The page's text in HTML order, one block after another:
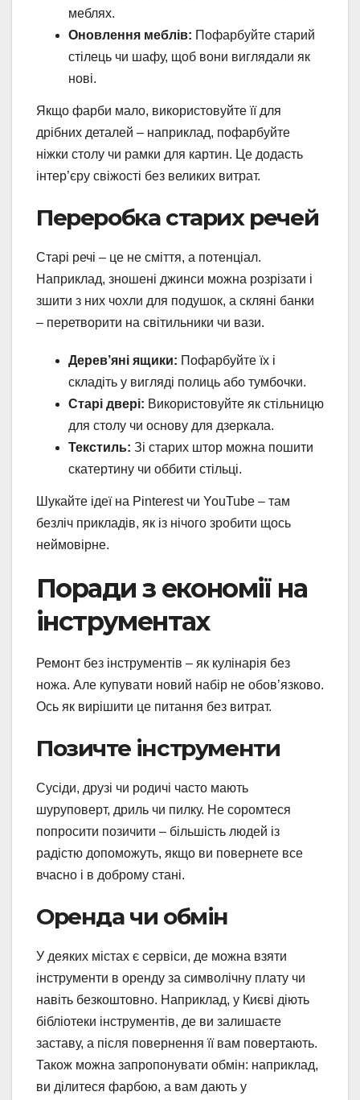
меблях.
Оновлення меблів: Пофарбуйте старий
стілець чи шафу, щоб вони виглядали як
нові.
Якщо фарби мало, використовуйте її для
дрібних деталей – наприклад, пофарбуйте
ніжки столу чи рамки для картин. Це додасть
інтер’єру свіжості без великих витрат.
Переробка старих речей
Старі речі – це не сміття, а потенціал.
Наприклад, зношені джинси можна розрізати і
зшити з них чохли для подушок, а скляні банки
– перетворити на світильники чи вази.
Дерев’яні ящики: Пофарбуйте їх і
складіть у вигляді полиць або тумбочки.
Старі двері: Використовуйте як стільницю
для столу чи основу для дзеркала.
Текстиль: Зі старих штор можна пошити
скатертину чи оббити стільці.
Шукайте ідеї на Pinterest чи YouTube – там
безліч прикладів, як із нічого зробити щось
неймовірне.
Поради з економії на
інструментах
Ремонт без інструментів – як кулінарія без
ножа. Але купувати новий набір не обов’язково.
Ось як вирішити це питання без витрат.
Позичте інструменти
Сусіди, друзі чи родичі часто мають
шуруповерт, дриль чи пилку. Не соромтеся
попросити позичити – більшість людей із
радістю допоможуть, якщо ви повернете все
вчасно і в доброму стані.
Оренда чи обмін
У деяких містах є сервіси, де можна взяти
інструменти в оренду за символічну плату чи
навіть безкоштовно. Наприклад, у Києві діють
бібліотеки інструментів, де ви залишаєте
заставу, а після повернення її вам повертають.
Також можна запропонувати обмін: наприклад,
ви ділитеся фарбою, а вам дають у